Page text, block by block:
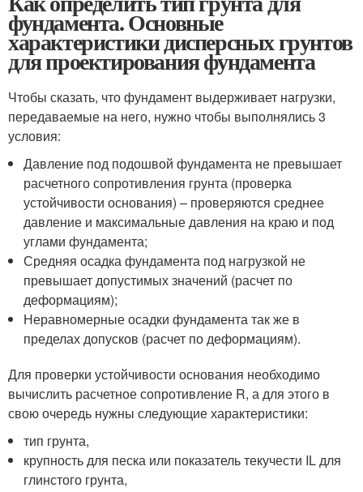
фундамента. Основные
характеристики дисперсных грунтов
для проектирования фундамента
Чтобы сказать, что фундамент выдерживает нагрузки,
передаваемые на него, нужно чтобы выполнялись 3
условия:
Давление под подошвой фундамента не превышает
расчетного сопротивления грунта (проверка
устойчивости основания) – проверяются среднее
давление и максимальные давления на краю и под
углами фундамента;
Средняя осадка фундамента под нагрузкой не
превышает допустимых значений (расчет по
деформациям);
Неравномерные осадки фундамента так же в
пределах допусков (расчет по деформациям).
Для проверки устойчивости основания необходимо
вычислить расчетное сопротивление R, а для этого в
свою очередь нужны следующие характеристики:
тип грунта,
крупность для песка или показатель текучести IL для
глинстого грунта,